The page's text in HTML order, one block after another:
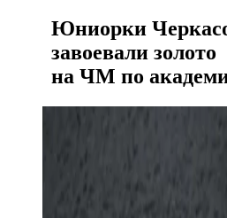
Юниорки
завоевали золото
на ЧМ по